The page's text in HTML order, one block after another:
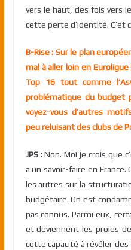
vers le haut, des fois vers
cette perte d’identité. C’et
B-Rise : Sur le plan
mal à aller loin en
Top 16 tout comme
problématique du budget
voyez-vous d’autres
peu reluisant des clubs de
JPS :Non. Moi je crois que
a un savoir-faire en France.
les autres sur la
budgétaire. On est
pas connus. Parmi eux,
et deviennent les proies
cette capacité à révéler des